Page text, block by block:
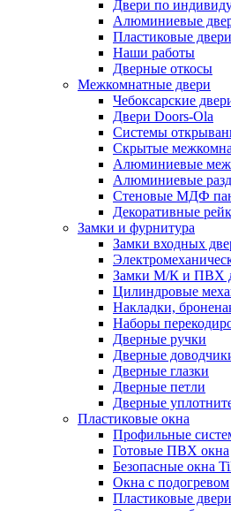
Двери по
Алюминиевые
Пластиковые двери
Наши работы
Дверные откосы
Межкомнатные двери
Чебоксарские
Двери Doors-Ola
Системы
Скрытые
Алюминиевые
Алюминиевые
Стеновые МДФ
Декоративные
Замки и фурнитура
Замки входных
Замки М/К и ПВХ
Цилиндровые
Накладки,
Наборы
Дверные ручки
Дверные
Дверные глазки
Дверные петли
Дверные
Пластиковые окна
Профильные
Готовые ПВХ окна
Безопасные окна
Окна с подогревом
Пластиковые двери